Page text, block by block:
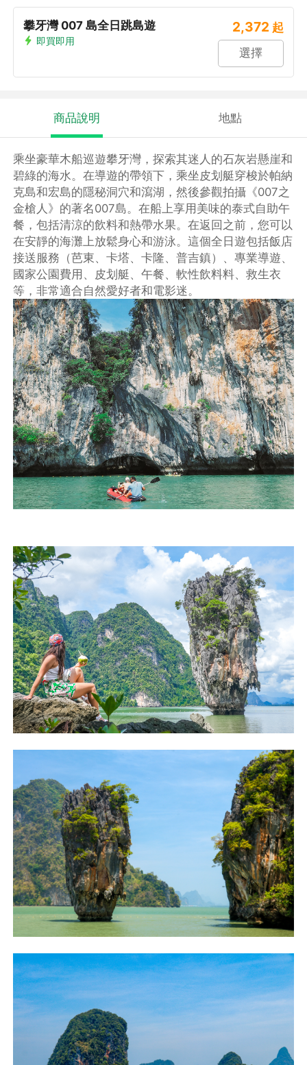
攀牙灣 007 島全日跳島遊
即買即用
2,372 起
選擇
商品說明 地點
乘坐豪華木船巡遊攀牙灣，探索其迷人的石灰岩懸崖和
碧綠的海水。在導遊的帶領下，乘坐皮划艇穿梭於帕納
克島和宏島的隱秘洞穴和瀉湖，然後參觀拍攝《007之
金槍人》的著名007島。在船上享用美味的泰式自助午
餐，包括清涼的飲料和熱帶水果。在返回之前，您可以
在安靜的海灘上放鬆身心和游泳。這個全日遊包括飯店
接送服務（芭東、卡塔、卡隆、普吉鎮）、專業導遊、
國家公園費用、皮划艇、午餐、軟性飲料料、救生衣
等，非常適合自然愛好者和電影迷。